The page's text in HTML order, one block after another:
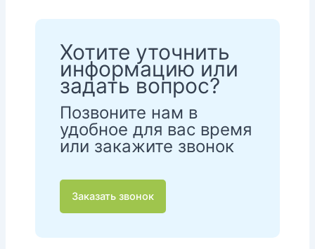
Хотите уточнить
информацию или
задать вопрос?
Позвоните нам в
удобное для вас время
или закажите звонок
Заказать звонок